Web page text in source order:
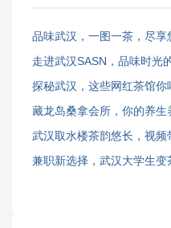
品味武汉，一图一茶，尽享
走进武汉SASN，品味时光
探秘武汉，这些网红茶馆你
藏龙岛桑拿会所，你的养生
武汉取水楼茶韵悠长，视频
兼职新选择，武汉大学生